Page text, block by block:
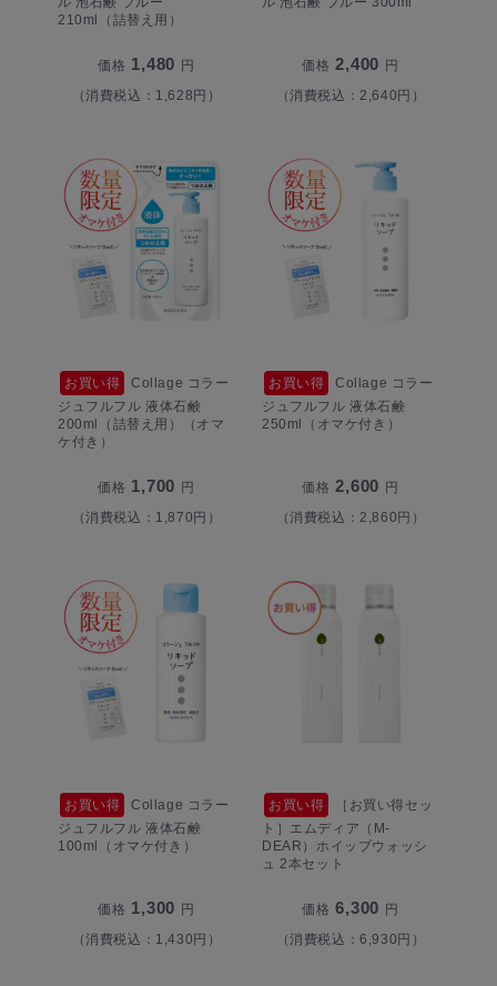
210ml（詰替え用）
価格 1,480 円
（消費税込：1,628円）
価格 2,400 円
（消費税込：2,640円）
お買い得
Collage コラー
ジュフルフル 液体石鹸
200ml（詰替え用）（オマ
ケ付き）
価格 1,700 円
（消費税込：1,870円）
お買い得
Collage コラー
ジュフルフル 液体石鹸
250ml（オマケ付き）
価格 2,600 円
（消費税込：2,860円）
お買い得
Collage コラー
ジュフルフル 液体石鹸
100ml（オマケ付き）
価格 1,300 円
（消費税込：1,430円）
お買い得
［お買い得セッ
ト］エムディア（M-
DEAR）ホイップウォッシ
ュ 2本セット
価格 6,300 円
（消費税込：6,930円）